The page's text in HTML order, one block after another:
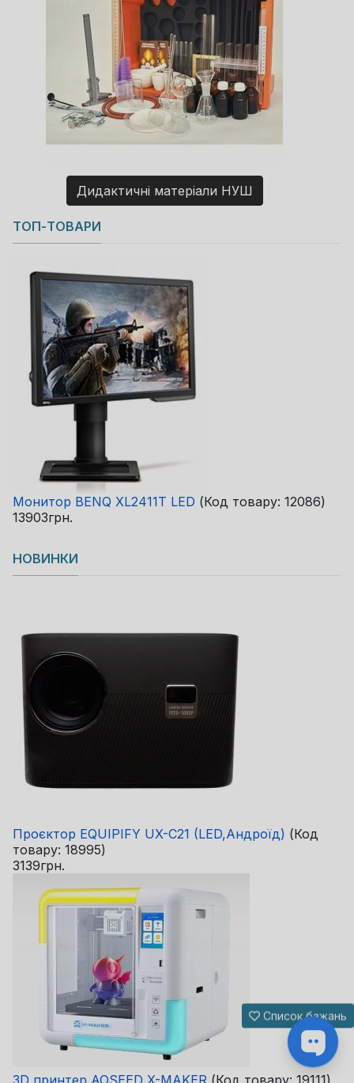
Дидактичні матеріали НУШ
Copyright MAXXmarketing GmbH
JoomShopping Download & Support
ТОП-ТОВАРИ
Монитор BENQ XL2411T LED (Код товару: 12086)
13903грн.
НОВИНКИ
Проєктор EQUIPIFY UX-C21 (LED,Андроїд) (Код
товару: 18995)
3139грн.
3D принтер AOSEED X-MAKER (Код товару: 19111)
Список бажань